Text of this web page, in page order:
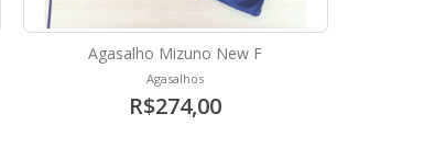
Agasalho Mizuno New F
Agasalhos
R$274,00